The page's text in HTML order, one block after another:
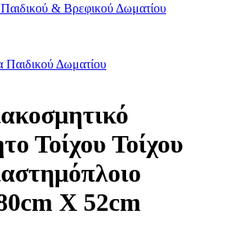
& Βρεφικού Δωματίου
Παιδικού Δωματίου
Τοίχου Τοίχου
X 52cm